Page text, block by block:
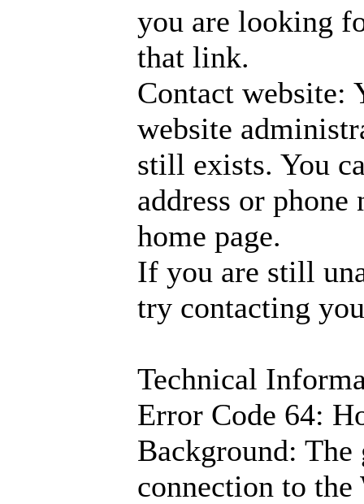
you are looking
that link.
Contact website:
website
still exists. You
address or
home page.
If you are still
try contacting
Technical
Error Code 64:
Background:
connection to the